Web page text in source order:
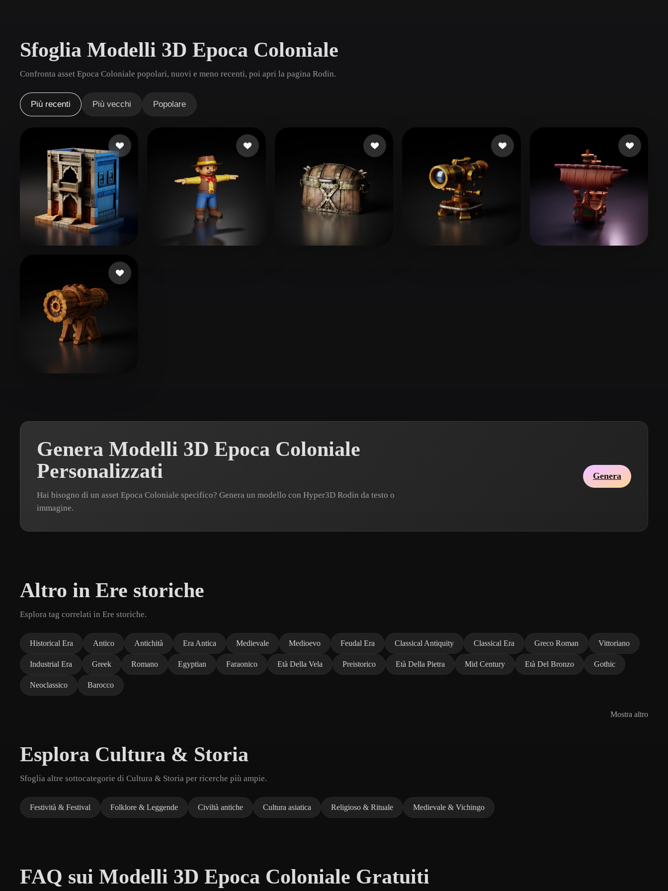
NFT Creation E-commerce
Metaverse
Design
Plug-In
Blender Unity Unreal
Cartoon Cel-Shaded Flat Gothic
Hand-Painted Isometric Low Poly Modern
Organic Photorealistic Pixel Art Voxel
Sfoglia Modelli 3D Epoca Coloniale
Confronta asset Epoca Coloniale popolari, nuovi e meno recenti, poi apri la pagina Rodin.
Più recenti Più vecchi Popolare
53 mi piace
Genera Modelli 3D Epoca Coloniale
Personalizzati
Hai bisogno di un asset Epoca Coloniale specifico? Genera un modello con Hyper3D Rodin da testo o
immagine.
Genera
Altro in Ere storiche
Esplora tag correlati in Ere storiche.
Historical Era Antico Antichità Era Antica Medievale Medioevo Feudal Era Classical Antiquity Classical Era Greco Roman Vittoriano
Industrial Era Greek Romano Egyptian Faraonico Età Della Vela Preistorico Età Della Pietra Mid Century Età Del Bronzo Gothic
Neoclassico Barocco
Mostra altro
Esplora Cultura & Storia
Sfoglia altre sottocategorie di Cultura & Storia per ricerche più ampie.
Festività & Festival Folklore & Leggende Civiltà antiche Cultura asiatica Religioso & Rituale Medievale & Vichingo
FAQ sui Modelli 3D Epoca Coloniale Gratuiti